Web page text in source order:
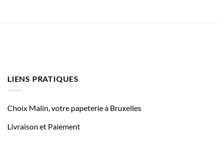
LIENS PRATIQUES
Choix Malin, votre papeterie à Bruxelles
Livraison et Paiement